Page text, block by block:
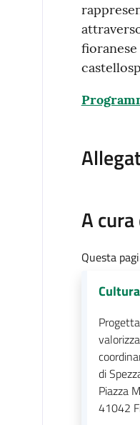
A cura
Questa
Cultura
di
Piazza
41042